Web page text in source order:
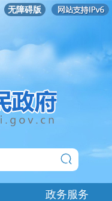
无障碍版
政务服务